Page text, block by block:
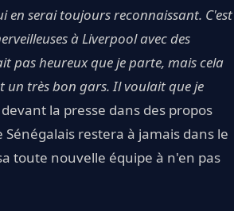
en serai toujours reconnaissant. C'est
à Liverpool avec des
pas heureux que je parte, mais cela
un très bon gars. Il voulait que je
la presse dans des propos
restera à jamais dans le
toute nouvelle équipe à n'en pas